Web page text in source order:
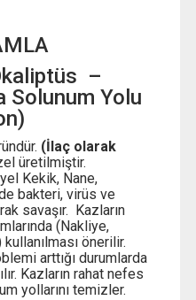
–
Solunum Yolu
(İlaç olarak
üretilmiştir.
Kekik, Nane,
bakteri, virüs ve
savaşır. Kazların
(Nakliye,
önerilir.
arttığı durumlarda
Kazların rahat nefes
yollarını temizler.